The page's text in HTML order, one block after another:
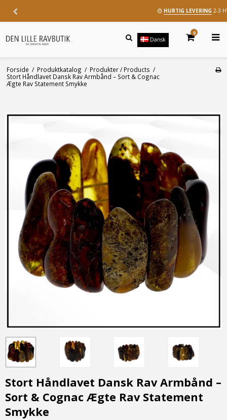
HURTIG LEVERING 2-3
Dansk
0
Forside / Produktkatalog / Produkter / Products /
Stort Håndlavet Dansk Rav Armbånd – Sort & Cognac
Ægte Rav Statement Smykke
Stort Håndlavet Dansk Rav Armbånd –
Sort & Cognac Ægte Rav Statement
Smykke